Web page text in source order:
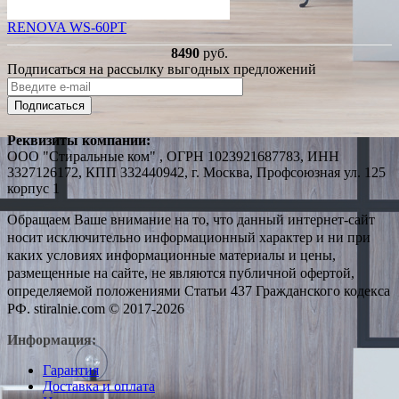
RENOVA WS-60PT
8490 руб.
Подписаться на рассылку выгодных предложений
Подписаться
Реквизиты компании:
ООО "Стиральные ком" , ОГРН 1023921687783, ИНН
3327126172, КПП 332440942, г. Москва, Профсоюзная ул. 125
корпус 1
Обращаем Ваше внимание на то, что данный интернет-сайт
носит исключительно информационный характер и ни при
каких условиях информационные материалы и цены,
размещенные на сайте, не являются публичной офертой,
определяемой положениями Статьи 437 Гражданского кодекса
РФ. stiralnie.com © 2017-2026
Информация:
Гарантия
Доставка и оплата